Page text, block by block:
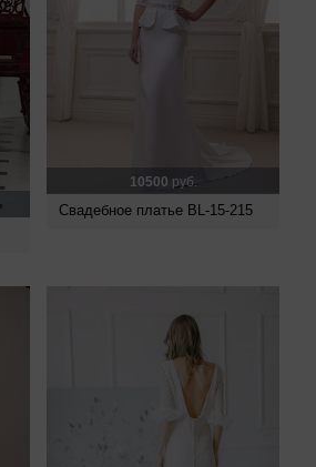
10500 руб.
Свадебное платье BL-15-215